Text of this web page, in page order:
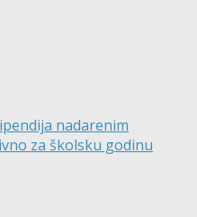
nadarenim
za školsku godinu